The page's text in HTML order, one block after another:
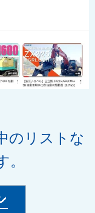
のリストな
。